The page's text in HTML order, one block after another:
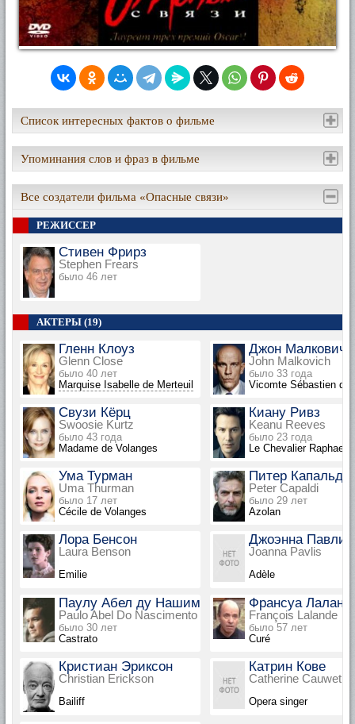
Список интересных фактов о фильме
Упоминания слов и фраз в фильме
Все создатели фильма «Опасные связи»
РЕЖИССЕР
Стивен Фрирз
Stephen Frears
было 46 лет
АКТЕРЫ (19)
Гленн Клоуз
Glenn Close
было 40 лет
Marquise Isabelle de Merteuil
Джон Малкович
John Malkovich
было 33 года
Vicomte Sébastien de
Свузи Кёрц
Swoosie Kurtz
было 43 года
Madame de Volanges
Киану Ривз
Keanu Reeves
было 23 года
Le Chevalier Raphael
Ума Турман
Uma Thurman
было 17 лет
Cécile de Volanges
Питер Капальди
Peter Capaldi
было 29 лет
Azolan
Лора Бенсон
Laura Benson
Emilie
Джоэнна Павлис
Joanna Pavlis
Adèle
Паулу Абел ду Нашименту
Paulo Abel Do Nascimento
было 30 лет
Castrato
Франсуа Лаланд
François Lalande
было 57 лет
Curé
Кристиан Эриксон
Christian Erickson
Bailiff
Катрин Кове
Catherine Cauwet
Opera singer